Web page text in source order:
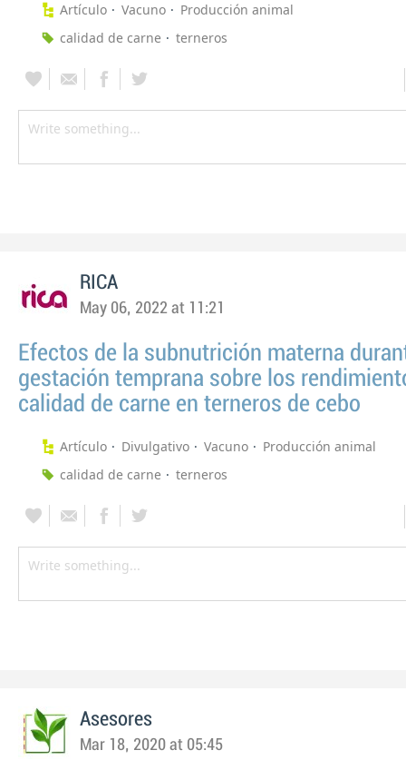
Artículo Vacuno
Producción animal
calidad de carne
terneros
RICA
May 06, 2022 at 11:21
Efectos de la subnutrición materna
gestación temprana sobre los
calidad de carne en terneros de cebo
Artículo Divulgativo Vacuno
Producción animal
calidad de carne
terneros
Asesores
Mar 18, 2020 at 05:45